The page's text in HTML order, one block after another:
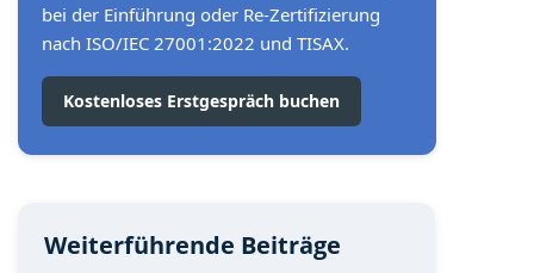
bei der Einführung oder Re-Zertifizierung
nach ISO/IEC 27001:2022 und TISAX.
Kostenloses Erstgespräch buchen
Weiterführende Beiträge